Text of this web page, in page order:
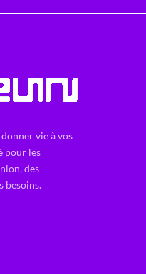
vie à vos
pour les
des
besoins.